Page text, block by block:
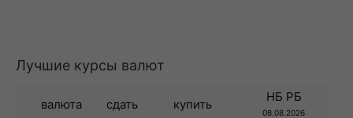
Лучшие курсы валют
валюта сдать купить
НБ РБ
08.08.2026